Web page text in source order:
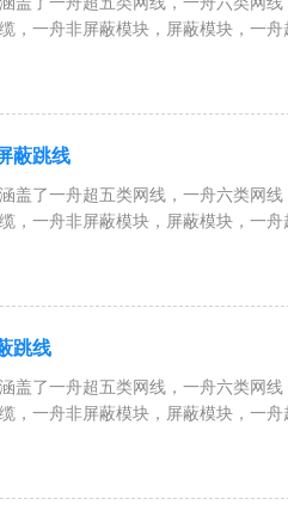
，一舟非屏蔽模块，屏蔽模块，一舟
蔽跳线
盖了一舟超五类网线，一舟六类网
，一舟非屏蔽模块，屏蔽模块，一舟
跳线
盖了一舟超五类网线，一舟六类网
，一舟非屏蔽模块，屏蔽模块，一舟